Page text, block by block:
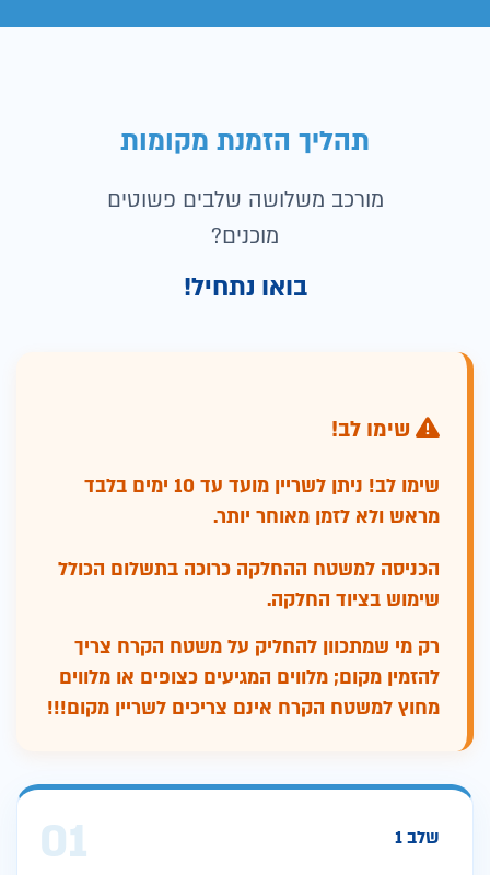
תהליך הזמנת מקומות
מורכב משלושה שלבים פשוטים
מוכנים?
בואו נתחיל!
שימו לב!
שימו לב! ניתן לשריין מועד עד 10 ימים בלבד
מראש ולא לזמן מאוחר יותר.
הכניסה למשטח ההחלקה כרוכה בתשלום הכולל
שימוש בציוד החלקה.
רק מי שמתכוון להחליק על משטח הקרח צריך
להזמין מקום; מלווים המגיעים כצופים או מלווים
מחוץ למשטח הקרח אינם צריכים לשריין מקום!!!
01 שלב 1